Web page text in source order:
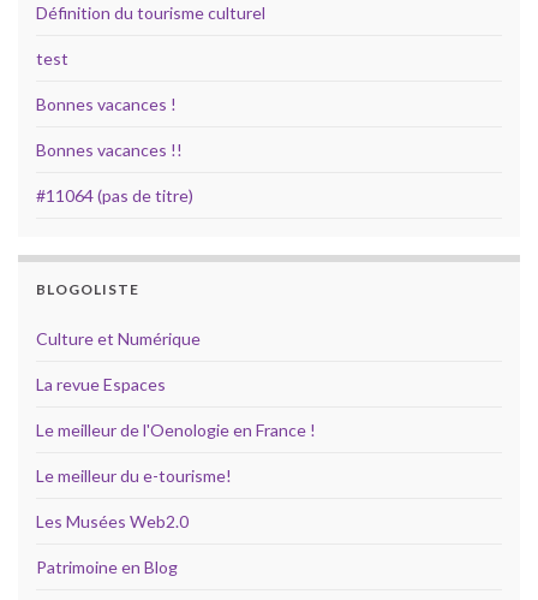
Définition du tourisme culturel
test
Bonnes vacances !
Bonnes vacances !!
#11064 (pas de titre)
BLOGOLISTE
Culture et Numérique
La revue Espaces
Le meilleur de l'Oenologie en France !
Le meilleur du e-tourisme!
Les Musées Web2.0
Patrimoine en Blog